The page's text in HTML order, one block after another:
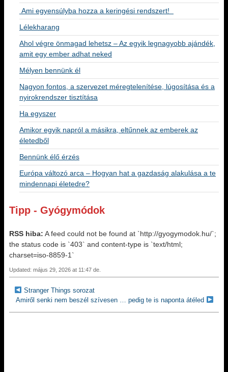
Ami egyensúlyba hozza a keringési rendszert!
Lélekharang
Ahol végre önmagad lehetsz – Az egyik legnagyobb ajándék,
amit egy ember adhat neked
Mélyen bennünk él
Nagyon fontos, a szervezet méregtelenítése, lúgosítása és a
nyirokrendszer tisztítása
Ha egyszer
Amikor egyik napról a másikra, eltűnnek az emberek az
életedből
Bennünk élő érzés
Európa változó arca – Hogyan hat a gazdaság alakulása a te
mindennapi életedre?
Tipp - Gyógymódok
RSS hiba: A feed could not be found at `http://gyogymodok.hu/`;
the status code is `403` and content-type is `text/html;
charset=iso-8859-1`
Updated: május 29, 2026 at 11:47 de.
Stranger Things sorozat
Amiről senki nem beszél szívesen … pedig te is naponta átéled